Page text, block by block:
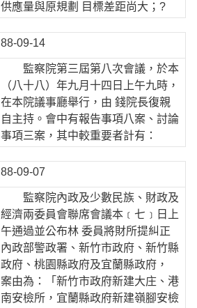
供應量與原規劃 目標差距尚大；?
88-09-14
監察院第三屆第八次會議，於本
（八十八）年九月十四日上午九時，
在本院議事廳舉行，由 錢院長復親
自主持。會中有報告事項八案、討論
事項三案，其中較重要者計有：
88-09-07
監察院內政及少數民族、財政及
經濟兩委員會聯席會議本﹝七﹞日上
午通過並公布林 委員將財所提糾正
內政部警政署、新竹市政府、新竹縣
政府、桃園縣政府及宜蘭縣政府，
案由為：「新竹市政府新建大庄、港
南安檢所，宜蘭縣政府新建嶺腳安檢